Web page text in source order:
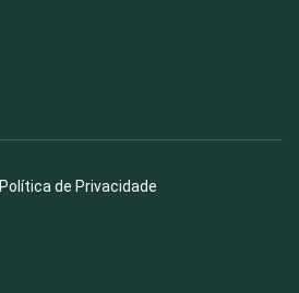
Política de Privacidade